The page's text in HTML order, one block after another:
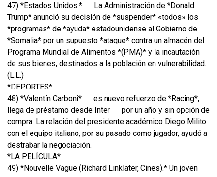
47) *Estados Unidos.*
La Administración de *Donald
Trump* anunció su decisión de *suspender* «todos» los
*programas* de *ayuda* estadounidense al Gobierno de
*Somalia* por un supuesto *ataque* contra un almacén del
Programa Mundial de Alimentos *(PMA)* y la incautación
de sus bienes, destinados a la población en vulnerabilidad.
(L.L.)
*DEPORTES*
48) *Valentín Carboni*
es nuevo refuerzo de *Racing*,
llega de préstamo desde Inter
por un año y sin opción de
compra. La relación del presidente académico Diego Milito
con el equipo italiano, por su pasado como jugador, ayudó a
destrabar la negociación.
*LA PELÍCULA*
49) *Nouvelle Vague (Richard Linklater, Cines).* Un joven